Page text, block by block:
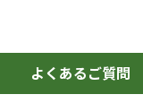
よくあるご質問